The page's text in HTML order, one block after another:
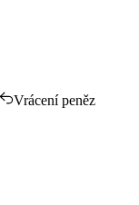
Vrácení peněz